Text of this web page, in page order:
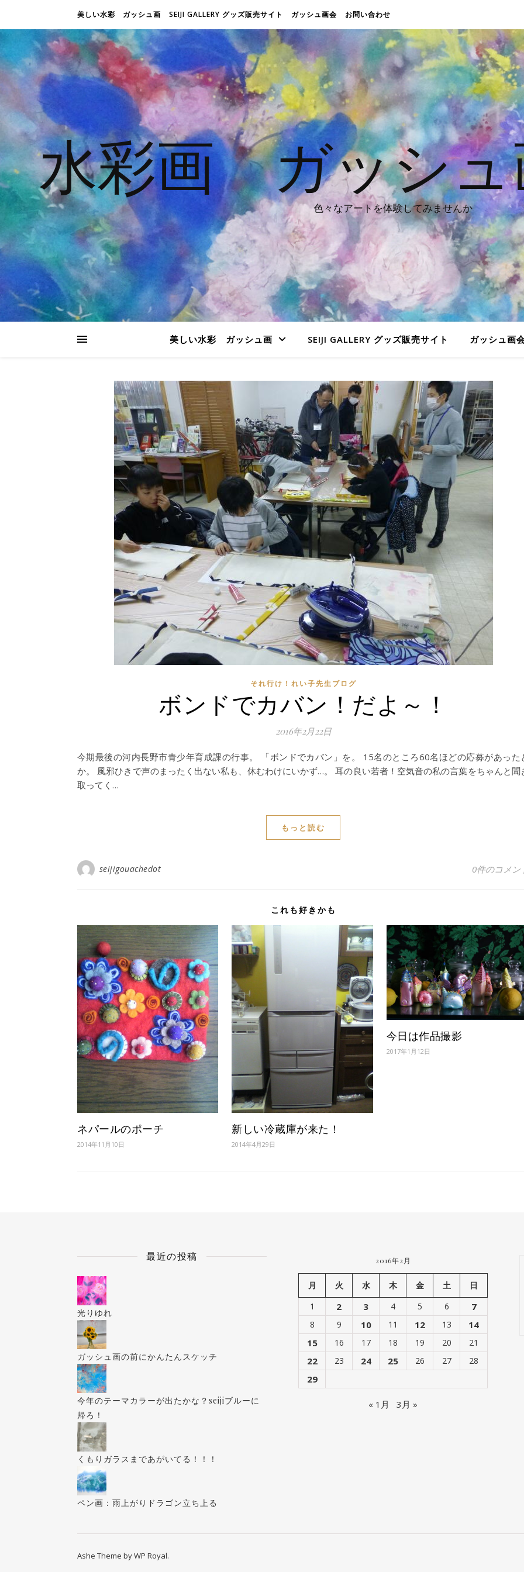
美しい水彩 ガッシュ画 SEIJI GALLERY グッズ販売サイト ガッシュ画会 お問い合わせ
水彩画 ガッシュ
色々なアートを体験してみませんか
美しい水彩 ガッシュ画 SEIJI GALLERY グッズ販売サイト ガッシュ画
それ行け！れい子先生ブログ
ボンドでカバン！だよ～！
2016年2月22日
今期最後の河内長野市青少年育成課の行事。 「ボンドでカバン」を。 15名のところ60名ほどの応募があった
か。 風邪ひきで声のまったく出ない私も、休むわけにいかず…。 耳の良い若者！空気音の私の言葉をちゃんと聞
取ってく…
もっと読む
seijigouachedot 0件のコメン
これも好きかも
ネパールのポーチ
2014年11月10日
新しい冷蔵庫が来た！
2014年4月29日
今日は作品撮影
2017年1月12日
最近の投稿
光りゆれ
ガッシュ画の前にかんたんスケッチ
今年のテーマカラーが出たかな？seijiブルーに
帰ろ！
くもりガラスまであがいてる！！！
ペン画：雨上がりドラゴン立ち上る
2016年2月
月 火 水 木 金 土
日
1
2 3 4 5 6 7
8 9 10 11 12 13
14
15
16 17 18 19 20 21
22 23 24 25 26 27 28
29
« 1月 3月 »
Ashe Theme byWP Royal.